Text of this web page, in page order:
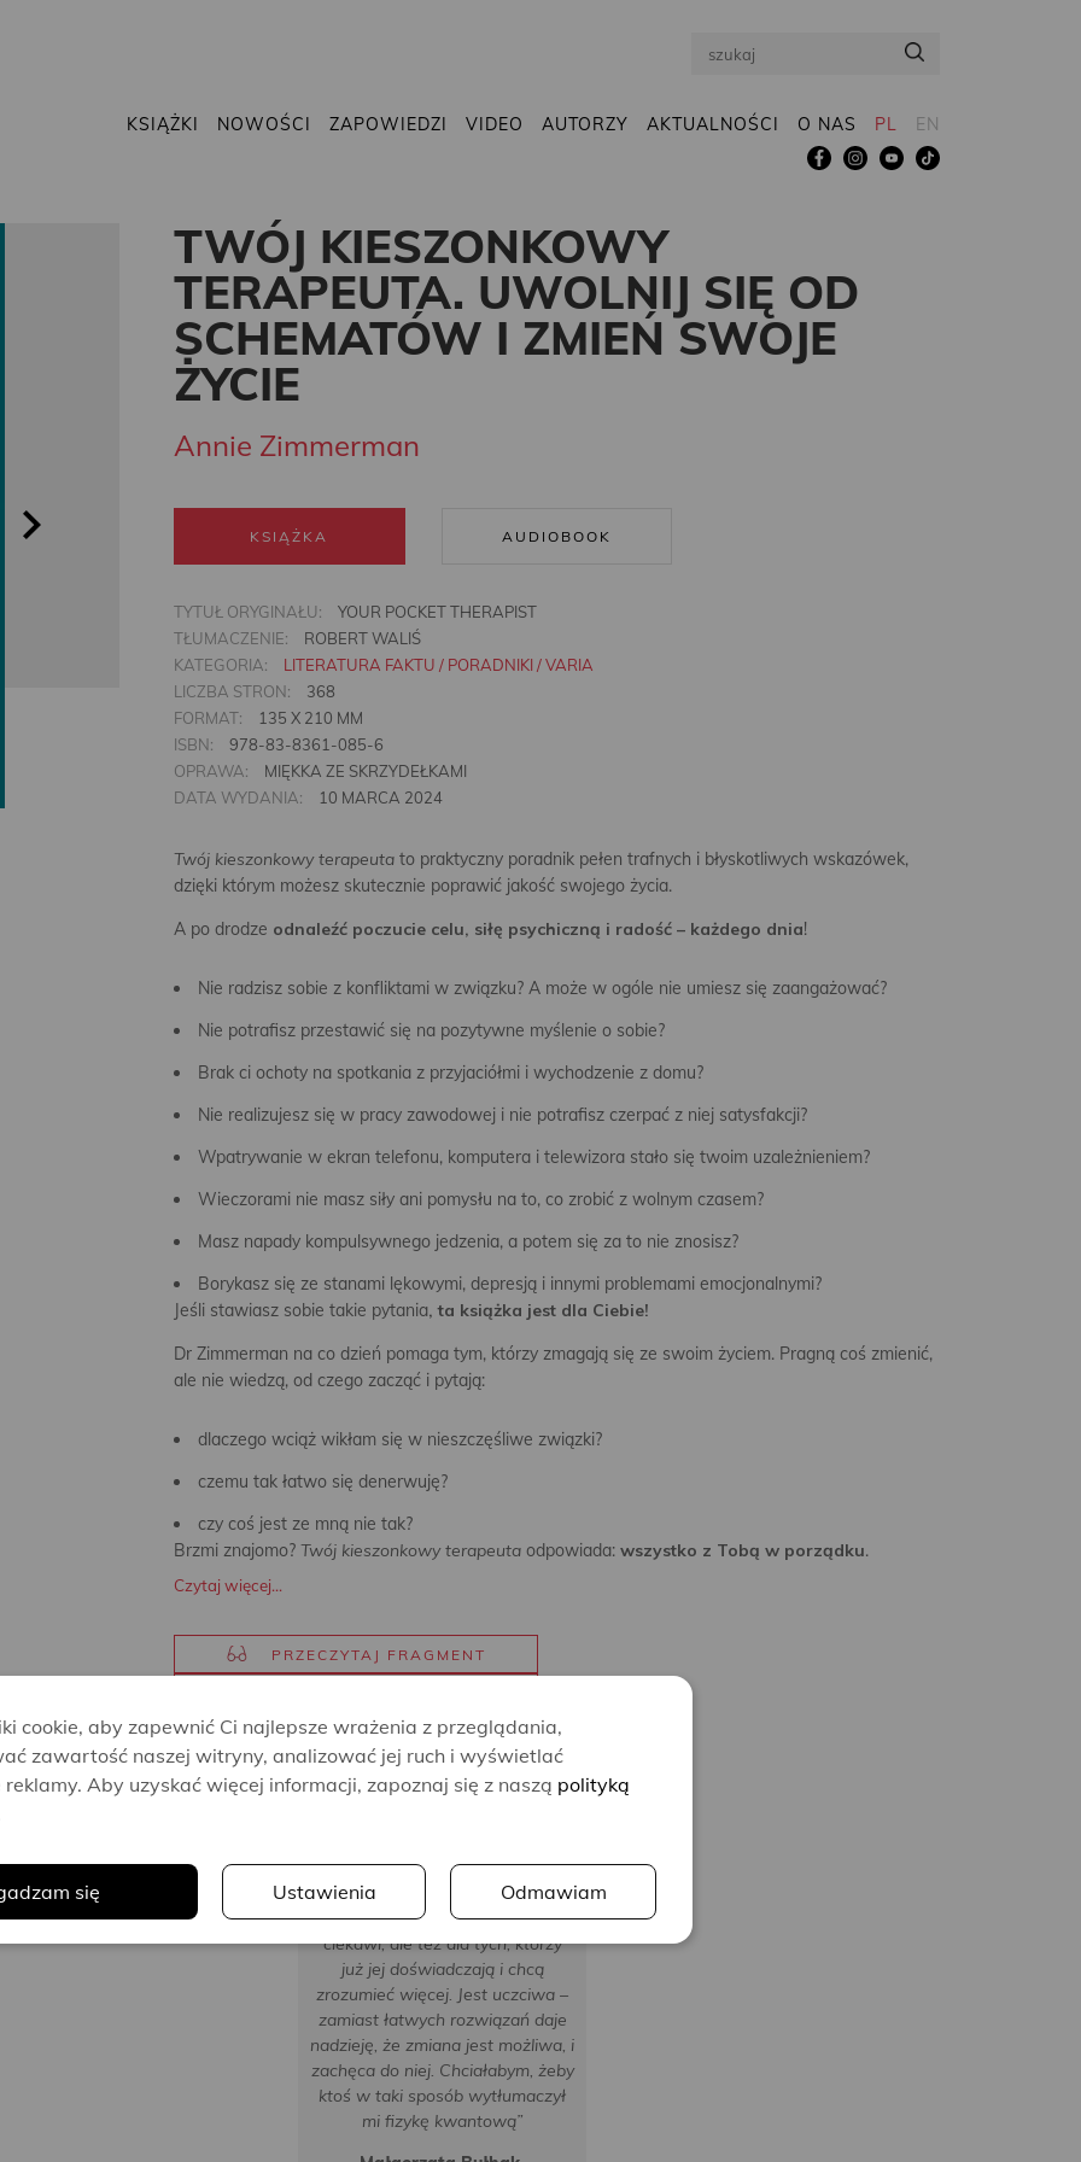
Search
KSIĄŻKI NOWOŚCI ZAPOWIEDZI VIDEO AUTORZY AKTUALNOŚCI O NAS PL EN
TWÓJ KIESZONKOWY
TERAPEUTA. UWOLNIJ SIĘ OD
SCHEMATÓW I ZMIEŃ SWOJE
ŻYCIE
Annie Zimmerman
KSIĄŻKA AUDIOBOOK
TYTUŁ ORYGINAŁU:
YOUR POCKET THERAPIST
TŁUMACZENIE:
ROBERT WALIŚ
KATEGORIA:
LITERATURA FAKTU / PORADNIKI / VARIA
LICZBA STRON:
368
FORMAT:
135 X 210 MM
ISBN:
978-83-8361-085-6
OPRAWA:
MIĘKKA ZE SKRZYDEŁKAMI
DATA WYDANIA:
10 MARCA 2024
Twój kieszonkowy terapeuta to praktyczny poradnik pełen trafnych i błyskotliwych wskazówek,
dzięki którym możesz skutecznie poprawić jakość swojego życia.
A po drodze odnaleźć poczucie celu, siłę psychiczną i radość – każdego dnia!
Nie radzisz sobie z konfliktami w związku? A może w ogóle nie umiesz się zaangażować?
Nie potrafisz przestawić się na pozytywne myślenie o sobie?
Brak ci ochoty na spotkania z przyjaciółmi i wychodzenie z domu?
Nie realizujesz się w pracy zawodowej i nie potrafisz czerpać z niej satysfakcji?
Wpatrywanie w ekran telefonu, komputera i telewizora stało się twoim uzależnieniem?
Wieczorami nie masz siły ani pomysłu na to, co zrobić z wolnym czasem?
Masz napady kompulsywnego jedzenia, a potem się za to nie znosisz?
Borykasz się ze stanami lękowymi, depresją i innymi problemami emocjonalnymi?
Jeśli stawiasz sobie takie pytania, ta książka jest dla Ciebie!
Dr Zimmerman na co dzień pomaga tym, którzy zmagają się ze swoim życiem. Pragną coś zmienić,
ale nie wiedzą, od czego zacząć i pytają:
dlaczego wciąż wikłam się w nieszczęśliwe związki?
czemu tak łatwo się denerwuję?
czy coś jest ze mną nie tak?
Brzmi znajomo? Twój kieszonkowy terapeuta odpowiada: wszystko z Tobą w porządku.
Czytaj więcej...
PRZECZYTAJ FRAGMENT
„Świetna rzecz dla tych, którzy
myślą o psychoterapii i są jej
ciekawi, ale też dla tych, którzy
już jej doświadczają i chcą
zrozumieć więcej. Jest uczciwa –
zamiast łatwych rozwiązań daje
nadzieję, że zmiana jest możliwa, i
zachęca do niej. Chciałabym, żeby
ktoś w taki sposób wytłumaczył
mi fizykę kwantową”
cookie, aby zapewnić Ci najlepsze wrażenia z przeglądania,
zawartość naszej witryny, analizować jej ruch i wyświetlać
Aby uzyskać więcej informacji, zapoznaj się z naszą polityką
się Ustawienia Odmawiam